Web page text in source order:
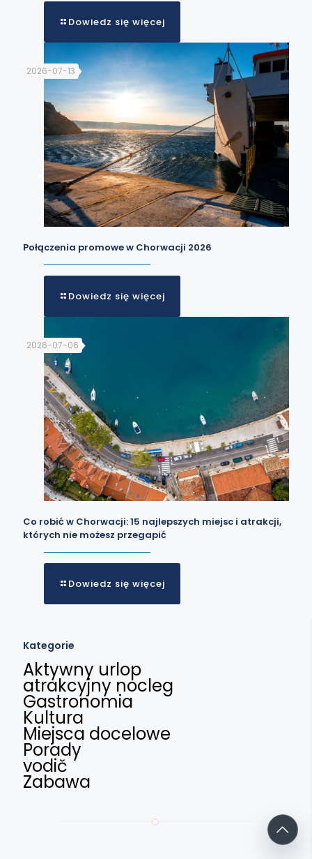
Dowiedz się więcej
2026-07-13
Połączenia promowe w Chorwacji 2026
Dowiedz się więcej
2026-07-06
Co robić w Chorwacji: 15 najlepszych miejsc i atrakcji,
których nie możesz przegapić
Dowiedz się więcej
Kategorie
Aktywny urlop
atrakcyjny nocleg
Gastronomia
Kultura
Miejsca docelowe
Porady
vodič
Zabawa